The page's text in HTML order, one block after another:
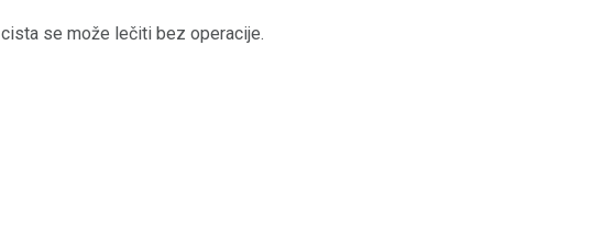
se može lečiti bez operacije.